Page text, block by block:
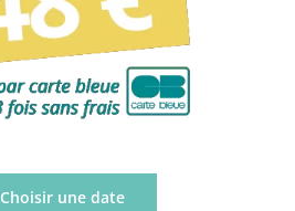
Choisir une date